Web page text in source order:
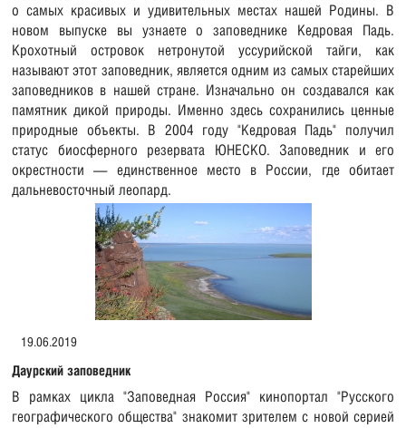
о самых красивых и удивительных местах нашей Родины. В
новом выпуске вы узнаете о заповеднике Кедровая Падь.
Крохотный островок нетронутой уссурийской тайги, как
называют этот заповедник, является одним из самых старейших
заповедников в нашей стране. Изначально он создавался как
памятник дикой природы. Именно здесь сохранились ценные
природные объекты. В 2004 году "Кедровая Падь" получил
статус биосферного резервата ЮНЕСКО. Заповедник и его
окрестности — единственное место в России, где обитает
дальневосточный леопард.
19.06.2019
Даурский заповедник
В рамках цикла "Заповедная Россия" кинопортал "Русского
географического общества" знакомит зрителем с новой серией